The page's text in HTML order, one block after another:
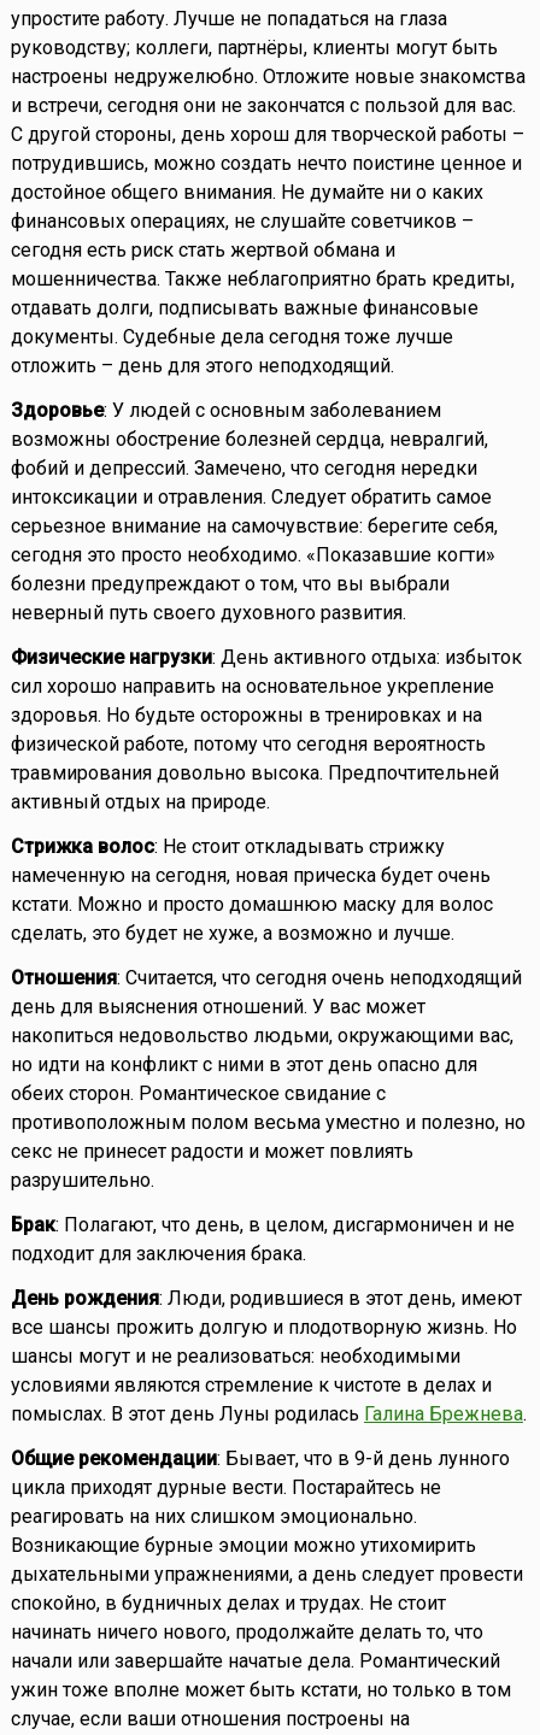
упростите работу. Лучше не попадаться на глаза
руководству; коллеги, партнёры, клиенты могут быть
настроены недружелюбно. Отложите новые знакомства
и встречи, сегодня они не закончатся с пользой для вас.
С другой стороны, день хорош для творческой работы –
потрудившись, можно создать нечто поистине ценное и
достойное общего внимания. Не думайте ни о каких
финансовых операциях, не слушайте советчиков –
сегодня есть риск стать жертвой обмана и
мошенничества. Также неблагоприятно брать кредиты,
отдавать долги, подписывать важные финансовые
документы. Судебные дела сегодня тоже лучше
отложить – день для этого неподходящий.
Здоровье: У людей с основным заболеванием
возможны обострение болезней сердца, невралгий,
фобий и депрессий. Замечено, что сегодня нередки
интоксикации и отравления. Следует обратить самое
серьезное внимание на самочувствие: берегите себя,
сегодня это просто необходимо. «Показавшие когти»
болезни предупреждают о том, что вы выбрали
неверный путь своего духовного развития.
Физические нагрузки: День активного отдыха: избыток
сил хорошо направить на основательное укрепление
здоровья. Но будьте осторожны в тренировках и на
физической работе, потому что сегодня вероятность
травмирования довольно высока. Предпочтительней
активный отдых на природе.
Стрижка волос: Не стоит откладывать стрижку
намеченную на сегодня, новая прическа будет очень
кстати. Можно и просто домашнюю маску для волос
сделать, это будет не хуже, а возможно и лучше.
Отношения: Считается, что сегодня очень неподходящий
день для выяснения отношений. У вас может
накопиться недовольство людьми, окружающими вас,
но идти на конфликт с ними в этот день опасно для
обеих сторон. Романтическое свидание с
противоположным полом весьма уместно и полезно, но
секс не принесет радости и может повлиять
разрушительно.
Брак: Полагают, что день, в целом, дисгармоничен и не
подходит для заключения брака.
День рождения: Люди, родившиеся в этот день, имеют
все шансы прожить долгую и плодотворную жизнь. Но
шансы могут и не реализоваться: необходимыми
условиями являются стремление к чистоте в делах и
помыслах. В этот день Луны родилась Галина Брежнева.
Общие рекомендации: Бывает, что в 9-й день лунного
цикла приходят дурные вести. Постарайтесь не
реагировать на них слишком эмоционально.
Возникающие бурные эмоции можно утихомирить
дыхательными упражнениями, а день следует провести
спокойно, в будничных делах и трудах. Не стоит
начинать ничего нового, продолжайте делать то, что
начали или завершайте начатые дела. Романтический
ужин тоже вполне может быть кстати, но только в том
случае, если ваши отношения построены на